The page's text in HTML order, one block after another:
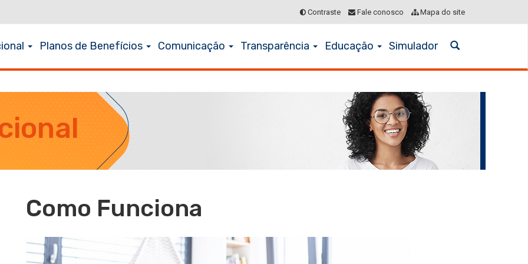
Contraste Fale conosco Mapa do site
Abrir
busca
Planos de Benefícios Comunicação Transparência Educação Simulador
Como Funciona